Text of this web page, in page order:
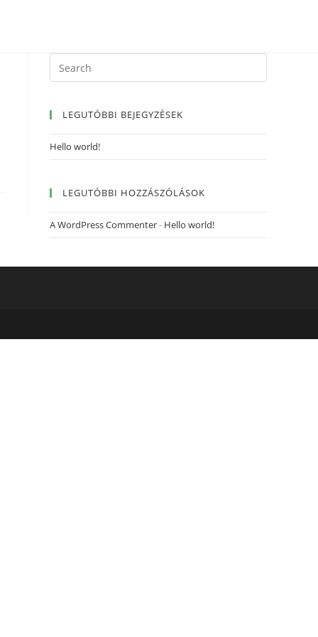
LEGUTÓBBI BEJEGYZÉSEK
Hello world!
LEGUTÓBBI HOZZÁSZÓLÁSOK
A WordPress Commenter- Hello world!